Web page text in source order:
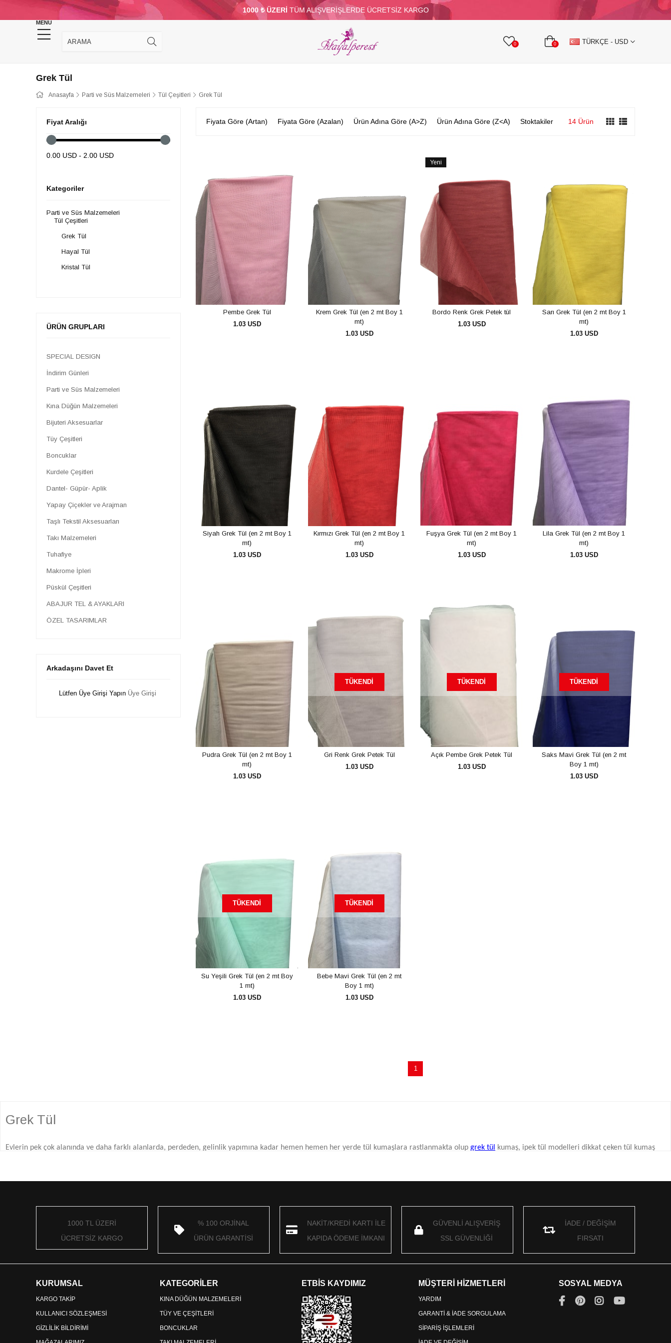
1000 ₺ ÜZERİ TÜM ALIŞVERİŞLERDE ÜCRETSİZ KARGO
MENU
0 0 TÜRKÇE - USD
KINA DÜĞÜN MALZEMELERİ TAKI MALZEMELERİ PARTİ VE SÜS MALZEMELERİ TÜY BONCUKLAR TAŞLI TEKSTİL AKSESUARLARI
TOPTAN DİĞER
Grek Tül
Anasayfa Parti ve Süs Malzemeleri Tül Çeşitleri Grek Tül
Fiyat Aralığı
0.00 USD - 2.00 USD
Kategoriler
Parti ve Süs Malzemeleri
Tül Çeşitleri
Grek Tül
Hayal Tül
Kristal Tül
ÜRÜN GRUPLARI
SPECIAL DESIGN
İndirim Günleri
Parti ve Süs Malzemeleri
Kına Düğün Malzemeleri
Bijuteri Aksesuarlar
Tüy Çeşitleri
Boncuklar
Kurdele Çeşitleri
Dantel- Güpür- Aplik
Yapay Çiçekler ve Arajman
Taşlı Tekstil Aksesuarları
Takı Malzemeleri
Tuhafiye
Makrome İpleri
Püskül Çeşitleri
ABAJUR TEL & AYAKLARI
ÖZEL TASARIMLAR
Arkadaşını Davet Et
Lütfen Üye Girişi Yapın Üye Girişi
Fiyata Göre (Artan) Fiyata Göre (Azalan) Ürün Adına Göre (A>Z) Ürün Adına Göre (Z<A) Stoktakiler 14 Ürün
Pembe Grek Tül
1.03 USD
Krem Grek Tül (en 2 mt Boy 1
mt)
1.03 USD
Yeni
Bordo Renk Grek Petek tül
1.03 USD
Sarı Grek Tül (en 2 mt Boy 1
mt)
1.03 USD
Siyah Grek Tül (en 2 mt Boy 1
mt)
1.03 USD
Kırmızı Grek Tül (en 2 mt Boy 1
mt)
1.03 USD
Fuşya Grek Tül (en 2 mt Boy 1
mt)
1.03 USD
Lila Grek Tül (en 2 mt Boy 1
mt)
1.03 USD
Pudra Grek Tül (en 2 mt Boy 1
mt)
1.03 USD
TÜKENDI
Gri Renk Grek Petek Tül
1.03 USD
TÜKENDI
Açık Pembe Grek Petek Tül
1.03 USD
TÜKENDI
Saks Mavi Grek Tül (en 2 mt
Boy 1 mt)
1.03 USD
TÜKENDI
Su Yeşili Grek Tül (en 2 mt Boy
1 mt)
1.03 USD
TÜKENDI
Bebe Mavi Grek Tül (en 2 mt
Boy 1 mt)
1.03 USD
1
Grek Tül
Evlerin pek çok alanında ve daha farklı alanlarda, perdeden, gelinlik yapımına kadar hemen hemen her yerde tül kumaşlara rastlanmakta olup grek tül
kumaş, ipek tül modelleri dikkat çeken tül kumaş
Tül kumaşlar, şeffaf ağımsı bir yapıda olan çok hafif bir yapıya sahip olan bir kumaş türüdür. Kolay boyanma özelliğine sahip olup geniş bir renk varyasyonu vardır. Tül kumaşlar istenilen ölçülerde
alınabileceği gibi standart ölçüler halinde de satılabilmekte olup ölçüleri 160-180 cm aralığında değişebilmektedir.
Bu hafif yapılı ve yapısından kaynaklı oldukça gösterişli olan yapısı nedeniyle kıyafet sektöründe daha sık tercih edilmektedir.
paketleme gibi durumlar için
modelleri tercih edilmektedir.
Tül kumaşlar üretilirken önceki dönemlerde 0 ipekten üretilen tül kumaşlar artık farklı karışımlar kullanılarak da üretilebilmektedir. Bunlar;
1000 TL ÜZERİ
ÜCRETSİZ KARGO
% 100 ORJİNAL
ÜRÜN GARANTİSİ
NAKİT/KREDİ KARTI İLE
KAPIDA ÖDEME İMKANI
GÜVENLİ ALIŞVERİŞ
SSL GÜVENLİĞİ
İADE / DEĞİŞİM
FIRSATI
KURUMSAL
KARGO TAKİP
KULLANICI SÖZLEŞMESİ
GİZLİLİK BİLDİRİMİ
KATEGORİLER
KINA DÜĞÜN MALZEMELERİ
TÜY VE ÇEŞİTLERİ
BONCUKLAR
ETBİS KAYDIMIZ MÜŞTERİ HİZMETLERİ
YARDIM
GARANTİ & İADE SORGULAMA
SİPARİŞ İŞLEMLERİ
SOSYAL MEDYA